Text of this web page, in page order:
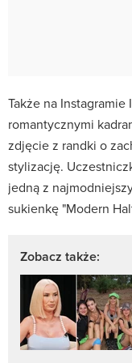
Także na
romantycznymi
zdjęcie z randki o
stylizację.
jedną z
sukienkę "Modern
Zobacz także: